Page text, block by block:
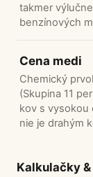
takmer
benzínových
Cena medi
Chemický
(Skupina 11
kov s vysokou
nie je drahým
Kalkulačky